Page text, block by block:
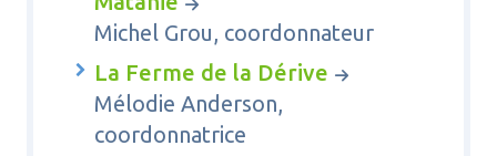
Michel Grou, coordonnateur
La Ferme de la Dérive
Mélodie Anderson,
coordonnatrice